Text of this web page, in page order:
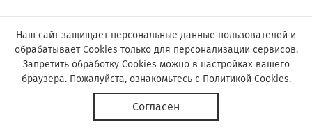
Наш сайт защищает персональные данные пользователей и
обрабатывает Cookies только для персонализации сервисов.
Запретить обработку Cookies можно в настройках вашего
браузера. Пожалуйста, ознакомьтесь с Политикой Cookies.
Согласен